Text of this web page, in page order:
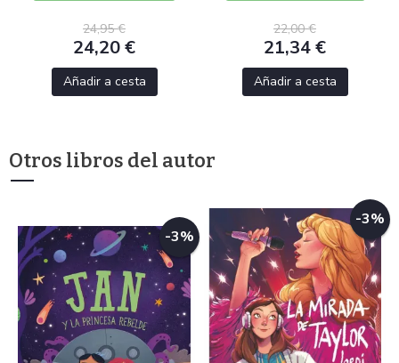
24,95 €
24,20 €
Añadir a cesta
22,00 €
21,34 €
Añadir a cesta
Otros libros del autor
-3%
-3%